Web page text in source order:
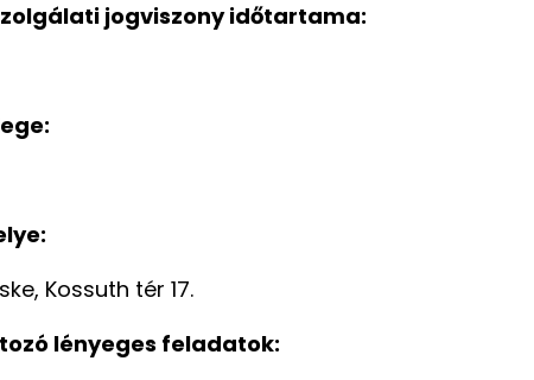
jogviszony időtartama:
Kossuth tér 17.
lényeges feladatok: